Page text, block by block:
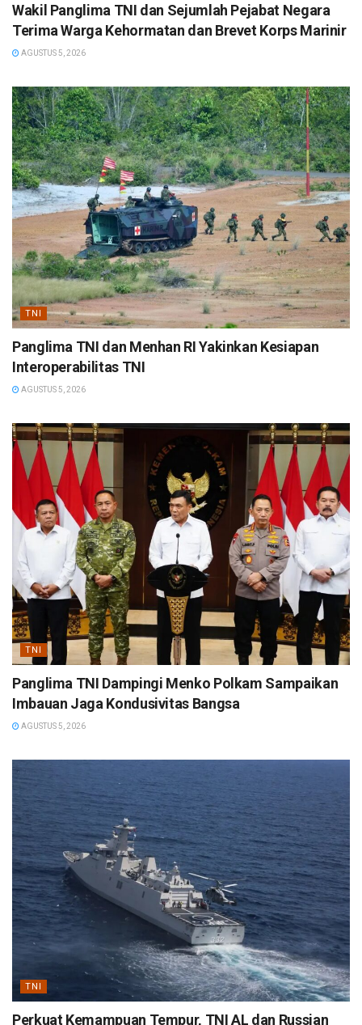
Wakil Panglima TNI dan Sejumlah Pejabat Negara
Terima Warga Kehormatan dan Brevet Korps Marinir
AGUSTUS 5, 2026
TNI
Panglima TNI dan Menhan RI Yakinkan Kesiapan
Interoperabilitas TNI
AGUSTUS 5, 2026
TNI
Panglima TNI Dampingi Menko Polkam Sampaikan
Imbauan Jaga Kondusivitas Bangsa
AGUSTUS 5, 2026
TNI
Perkuat Kemampuan Tempur, TNI AL dan Russian